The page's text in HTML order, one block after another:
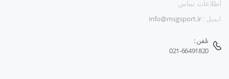
اطلاعات تماس
ایمیل : info@msgsport.ir
تلفن :
021-66491820